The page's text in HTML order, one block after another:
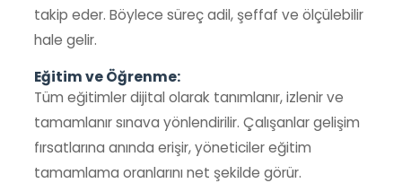
takip eder. Böylece süreç adil, şeffaf ve ölçülebilir
hale gelir.
Eğitim ve Öğrenme:
Tüm eğitimler dijital olarak tanımlanır, izlenir ve
tamamlanır sınava yönlendirilir. Çalışanlar gelişim
fırsatlarına anında erişir, yöneticiler eğitim
tamamlama oranlarını net şekilde görür.